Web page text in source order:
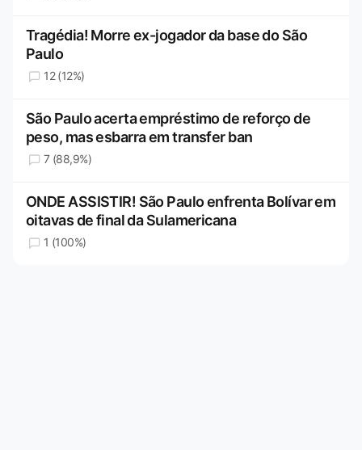
Tragédia! Morre ex-jogador da base do São
Paulo
12 (12%)
São Paulo acerta empréstimo de reforço de
peso, mas esbarra em transfer ban
7 (88,9%)
ONDE ASSISTIR! São Paulo enfrenta Bolívar em
oitavas de final da Sulamericana
1 (100%)